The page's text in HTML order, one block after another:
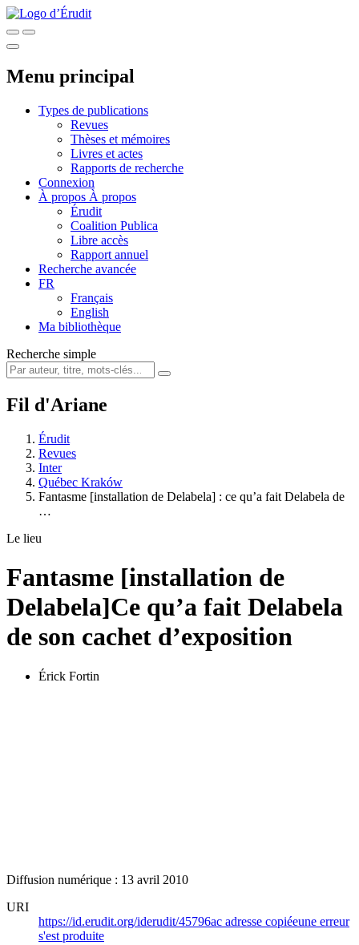
Menu principal
Types de publications
Revues
Thèses et mémoires
Livres et actes
Rapports de recherche
Connexion
À propos À propos
Érudit
Coalition Publica
Libre accès
Rapport annuel
Recherche avancée
FR
Français
English
Ma bibliothèque
Recherche simple
Fil d'Ariane
Érudit
Revues
Inter
Québec Kraków
Fantasme [installation de Delabela] : ce qu’a fait Delabela de
…
Le lieu
Fantasme [installation de
Delabela]Ce qu’a fait Delabela
de son cachet d’exposition
Érick Fortin
Diffusion numérique : 13 avril 2010
URI
https://id.erudit.org/iderudit/45796ac adresse copiéeune erreur
s'est produite